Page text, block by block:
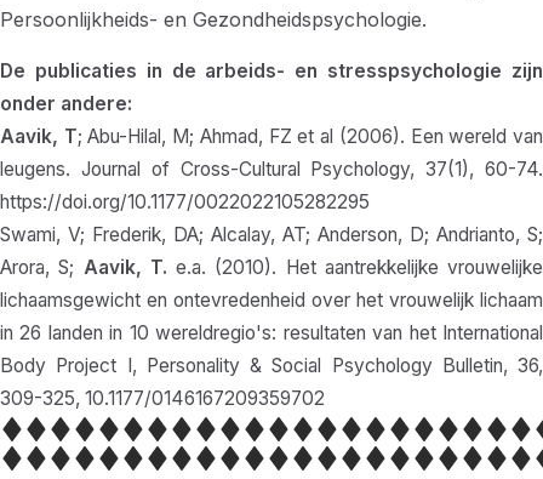
Persoonlijkheids- en Gezondheidspsychologie.
De publicaties in de arbeids- en stresspsychologie zijn
onder andere:
Aavik, T; Abu-Hilal, M; Ahmad, FZ et al (2006). Een wereld van
leugens. Journal of Cross-Cultural Psychology, 37(1), 60-74.
https://doi.org/10.1177/0022022105282295
Swami, V; Frederik, DA; Alcalay, AT; Anderson, D; Andrianto, S;
Arora, S; Aavik, T. e.a. (2010). Het aantrekkelijke vrouwelijke
lichaamsgewicht en ontevredenheid over het vrouwelijk lichaam
in 26 landen in 10 wereldregio's: resultaten van het International
Body Project I, Personality & Social Psychology Bulletin, 36,
309-325, 10.1177/0146167209359702